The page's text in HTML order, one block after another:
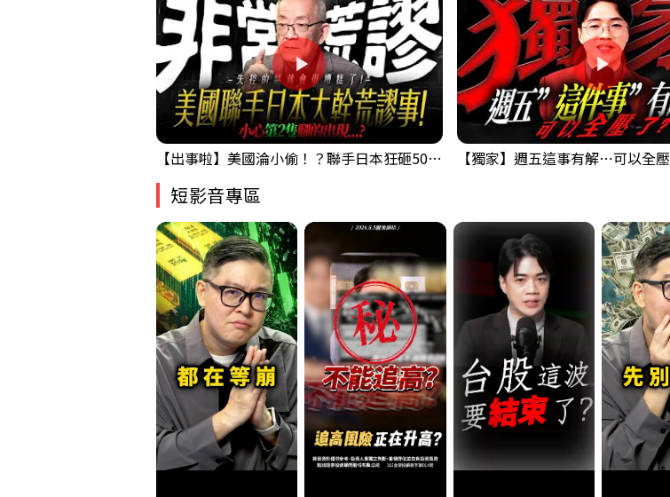
【出事啦】美國淪小偷！？聯手日本狂砸50億幹荒謬事！美元急殺黃金噴發，外資準備血洗台股！？｜ Mr.永年 李｜ 盤後講股 Mr.永年 李 2026 / 08 / 06
短影音專區